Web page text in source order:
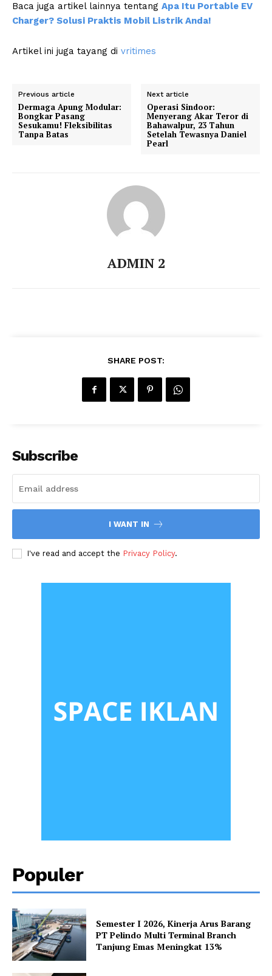
Baca juga artikel lainnya tentang Apa Itu Portable EV
Charger? Solusi Praktis Mobil Listrik Anda!
Artikel ini juga tayang di vritimes
Previous article
Dermaga Apung Modular:
Bongkar Pasang
Sesukamu! Fleksibilitas
Tanpa Batas
Next article
Operasi Sindoor:
Menyerang Akar Teror di
Bahawalpur, 23 Tahun
Setelah Tewasnya Daniel
Pearl
ADMIN 2
SHARE POST:
Subscribe
I WANT IN
I've read and accept the Privacy Policy.
Populer
Semester I 2026, Kinerja Arus Barang
PT Pelindo Multi Terminal Branch
Tanjung Emas Meningkat 13%